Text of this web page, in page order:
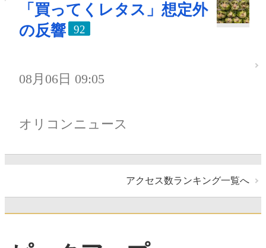
「買ってくレタス」想定外
の反響
92
08月06日 09:05
オリコンニュース
アクセス数ランキング一覧へ